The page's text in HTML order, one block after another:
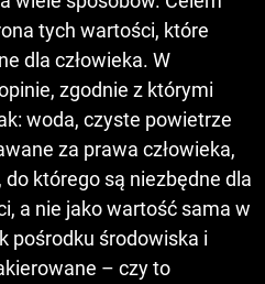
tych wartości, które
dla człowieka. W
zgodnie z którymi
woda, czyste powietrze
za prawa człowieka,
którego są niezbędne dla
a nie jako wartość sama w
pośrodku środowiska i
– czy to